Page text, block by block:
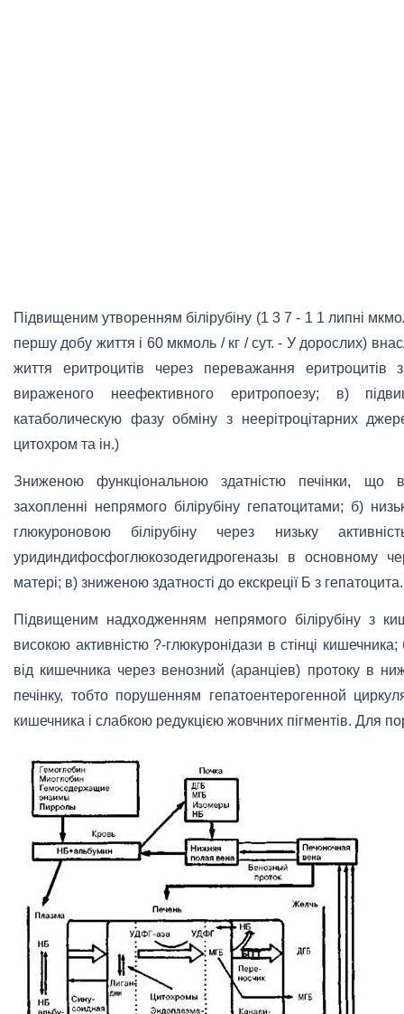
Підвищеним утворенням білірубіну (1 3 7 - 1 1 липні
першу добу життя і 60 мкмоль / кг / сут. - У дорослих)
життя еритроцитів через переважання еритроцитів
вираженого неефективного еритропоезу; в)
катаболическую фазу обміну з неерітроцітарних
цитохром та ін.)
Зниженою функціональною здатністю печінки, що
захопленні непрямого білірубіну гепатоцитами; б)
глюкуроновою білірубіну через низьку
уридиндифосфоглюкозодегидрогеназы в основному
матері; в) зниженою здатності до екскреції Б з гепатоцита.
Підвищеним надходженням непрямого білірубіну з
високою активністю ?-глюкуронідази в стінці
від кишечника через венозний (аранціев) протоку в
печінку, тобто порушенням гепатоентерогенной
кишечника і слабкою редукцією жовчних пігментів. Для